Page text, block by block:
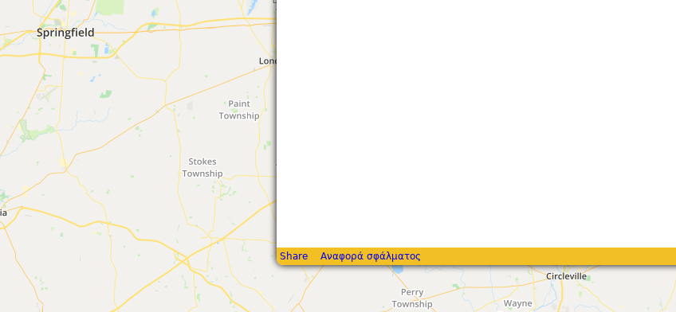
Share Αναφορά σφάλματος